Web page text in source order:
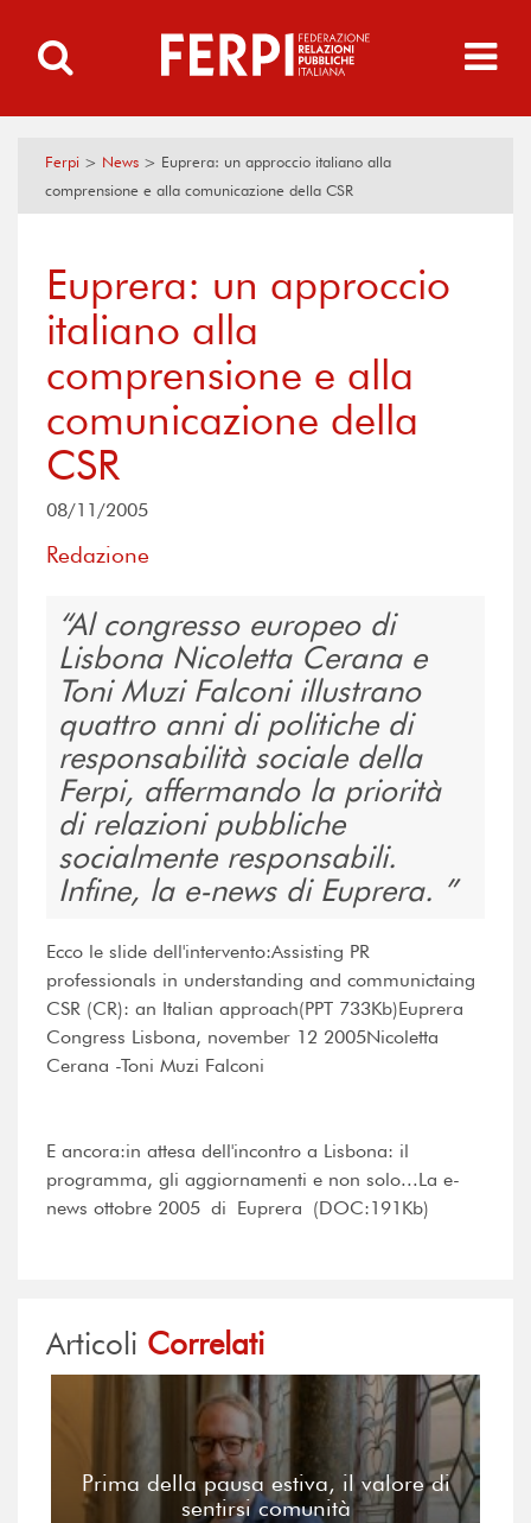
Ferpi > News > Euprera: un approccio italiano alla
comprensione e alla comunicazione della CSR
Euprera: un approccio
italiano alla
comprensione e alla
comunicazione della
CSR
08/11/2005
Redazione
Al congresso europeo di
Lisbona Nicoletta Cerana e
Toni Muzi Falconi illustrano
quattro anni di politiche di
responsabilità sociale della
Ferpi, affermando la priorità
di relazioni pubbliche
socialmente responsabili.
Infine, la e-news di Euprera.
Ecco le slide dell'intervento:Assisting PR
professionals in understanding and communictaing
CSR (CR): an Italian approach(PPT 733Kb)Euprera
Congress Lisbona, november 12 2005Nicoletta
Cerana -Toni Muzi Falconi
E ancora:in attesa dell'incontro a Lisbona: il
programma, gli aggiornamenti e non solo...La e-
news ottobre 2005 di Euprera (DOC:191Kb)
Articoli Correlati
Prima della pausa estiva, il valore di
sentirsi comunità